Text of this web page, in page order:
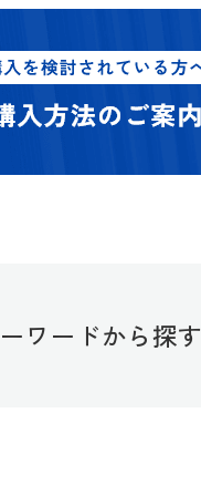
ワードから探